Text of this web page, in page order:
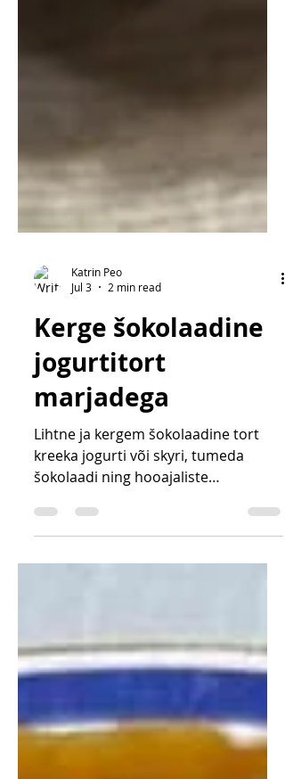
Katrin Peo
Jul 3
2 min read
Kerge šokolaadine
jogurtitort
marjadega
Lihtne ja kergem šokolaadine tort
šokolaadi ning hooajaliste
marjadega. Magustatud mee või
vahtrasiirupiga ning sobib